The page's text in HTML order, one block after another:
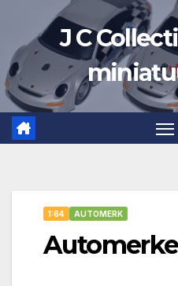
de
inhoud
J C
1:64 AUTOMERK